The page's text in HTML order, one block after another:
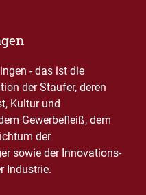
- das ist die
der Staufer, deren
Kultur und
Gewerbefleiß, dem
der
sowie der Innovations-
Industrie.